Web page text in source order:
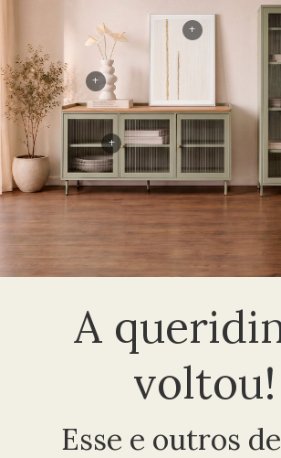
A
voltou!
Esse e outros
+
+
+